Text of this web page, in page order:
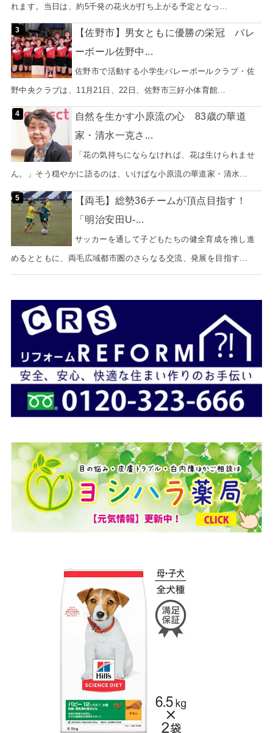
れます。当日は、約5千発の花火が打ち上がる予定となっ...
【佐野市】男女ともに優勝の栄冠 バレ
ーボール佐野中...
佐野市で活動する小学生バレーボールクラブ・佐
野中央クラブは、11月21日、22日、佐野市三好小体育館...
自然を生かす小原流の心 83歳の華道
家・清水一克さ...
「花の気持ちにならなければ、花は生けられませ
ん。」そう穏やかに語るのは、いけばな小原流の華道家・清水...
【両毛】総勢36チームが頂点目指す！
「明治安田U-...
サッカーを通して子どもたちの健全育成を推し進
めるとともに、両毛広域都市圏のさらなる交流、発展を目指す...